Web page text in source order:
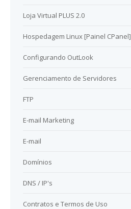
Loja Virtual PLUS 2.0
Hospedagem Linux [Painel CPanel]
Configurando OutLook
Gerenciamento de Servidores
FTP
E-mail Marketing
E-mail
Domínios
DNS / IP's
Contratos e Termos de Uso